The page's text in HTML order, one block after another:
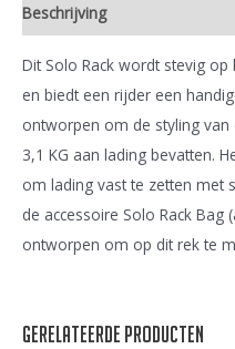
Beschrijving
Dit Solo Rack wordt stevig
en biedt een rijder een
ontworpen om de styling
3,1 KG aan lading bevatten.
om lading vast te zetten met
de accessoire Solo Rack Bag
ontworpen om op dit rek te
Gerelateerde producten